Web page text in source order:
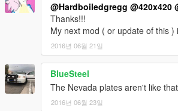
@Hardboiledgregg @420x420
Thanks!!!
My next mod ( or update of this )
2016년 06월 21일
BlueSteel
The Nevada plates aren't like
2016년 06월 23일